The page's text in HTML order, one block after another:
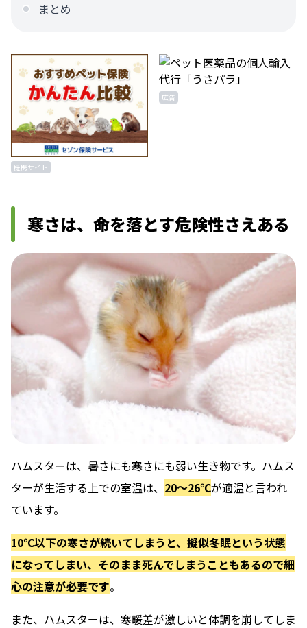
まとめ
提携サイト
広告
寒さは、命を落とす危険性さえある
ハムスターは、暑さにも寒さにも弱い生き物です。ハムス
ターが生活する上での室温は、 20〜26℃が適温と言われ
ています。
10℃以下の寒さが続いてしまうと、擬似冬眠という状態
になってしまい、そのまま死んでしまうこともあるので細
心の注意が必要です。
また、ハムスターは、寒暖差が激しいと体調を崩してしま